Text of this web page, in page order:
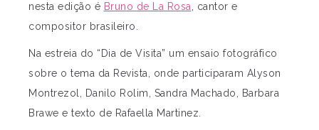
nesta edição é Bruno de La Rosa, cantor e
compositor brasileiro.
Na estreia do “Dia de Visita” um ensaio fotográfico
sobre o tema da Revista, onde participaram Alyson
Montrezol, Danilo Rolim, Sandra Machado, Barbara
Brawe e texto de Rafaella Martinez.